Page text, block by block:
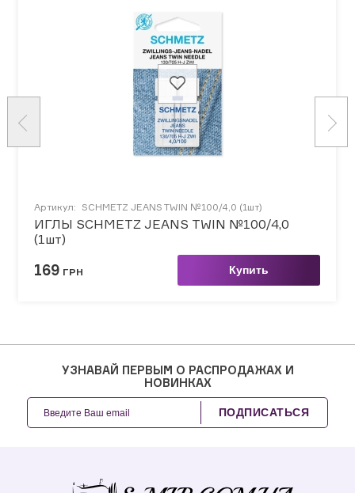
Артикул: SCHMETZ JEANS TWIN №100/4,0 (1шт)
ИГЛЫ SCHMETZ JEANS TWIN №100/4,0
(1шт)
169 ГРН Купить
УЗНАВАЙ ПЕРВЫМ О РАСПРОДАЖАХ И
НОВИНКАХ
ПОДПИСАТЬСЯ